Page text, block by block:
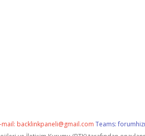
mail: backlinkpaneli@gmail.com Teams: